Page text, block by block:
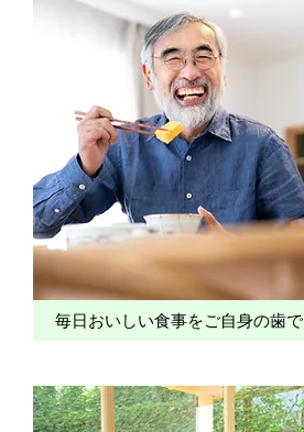
毎日おいしい食事をご自身の歯で